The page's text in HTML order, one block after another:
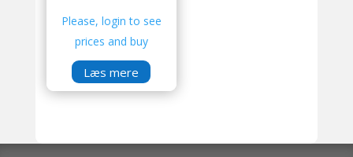
Please, login to see
prices and buy
Læs mere